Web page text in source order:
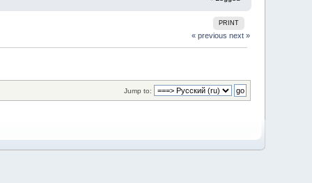
PRINT
« previous next »
Jump to: